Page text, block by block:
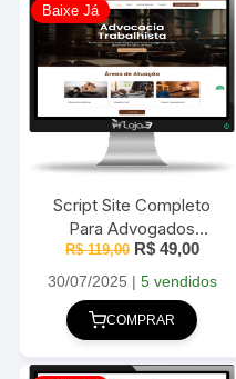
Baixe Já
Script Site Completo
Para Advogados
Elementor + WordPress
– 2025
R$119,00 O
original
era:
R$ 119,00.
R$49,00O
atual
30/07/2025 | 5 vendidos
COMPRAR